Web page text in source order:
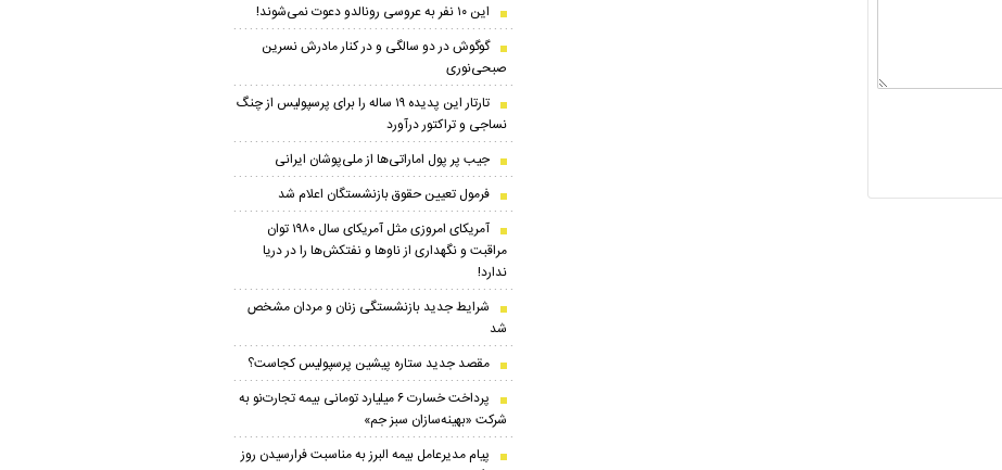
این ۱۰ نفر به عروسی رونالدو دعوت نمی‌شوند!
گوگوش در دو سالگی و در کنار مادرش نسرین
صبحی‌نوری
تارتار این پدیده ۱۹ ساله را برای پرسپولیس از چنگ
نساجی و تراکتور درآورد
جیب پر پول اماراتی‌ها از ملی‌پوشان ایرانی
فرمول تعیین حقوق بازنشستگان اعلام شد
آمریکای امروزی مثل آمریکای سال ۱۹۸۰ توان
مراقبت و نگهداری از ناو‌ها و نفتکش‌ها را در دریا
ندارد!
شرایط جدید بازنشستگی زنان و مردان مشخص
شد
مقصد جدید ستاره پیشین پرسپولیس کجاست؟
پرداخت خسارت ۶ میلیارد تومانی بیمه تجارت‌نو به
شرکت «بهینه‌سازان سبز جم»
پیام مدیرعامل بیمه البرز به مناسبت فرارسیدن روز